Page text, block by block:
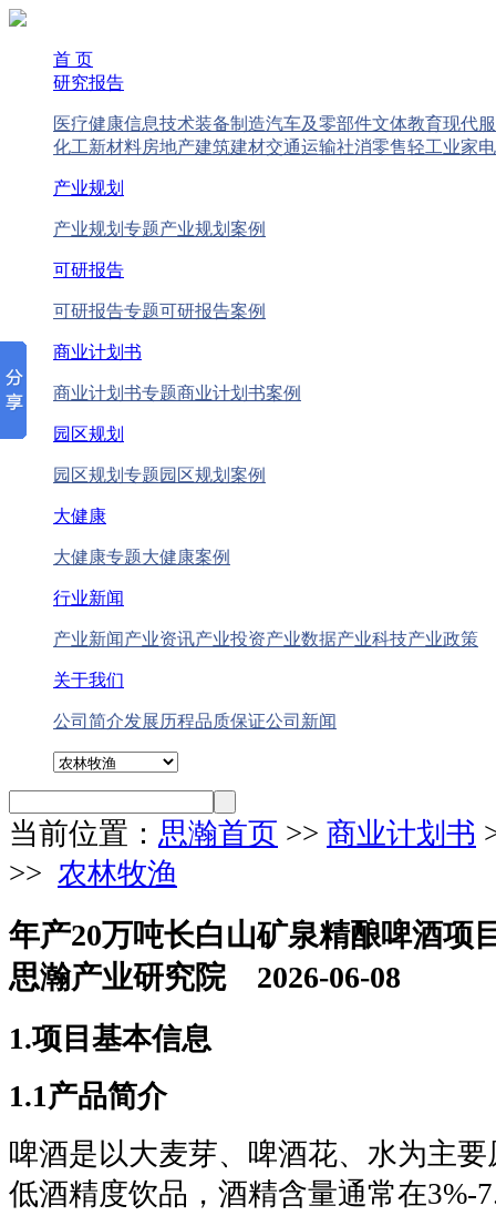
首 页
研究报告
医疗健康信息技术装备制造汽车及零部件文体教育现代
化工新材料房地产建筑建材交通运输社消零售轻工业家
产业规划
产业规划专题产业规划案例
可研报告
可研报告专题可研报告案例
商业计划书
商业计划书专题商业计划书案例
园区规划
园区规划专题园区规划案例
大健康
大健康专题大健康案例
行业新闻
产业新闻产业资讯产业投资产业数据产业科技产业政策
关于我们
公司简介发展历程品质保证公司新闻
当前位置： 思瀚首页 >> 商业计划书
>> 农林牧渔
年产20万吨长白山矿泉精酿啤酒项
思瀚产业研究院 2026-06-08
1.项目基本信息
1.1产品简介
啤酒是以大麦芽、啤酒花、水为主
低酒精度饮品，酒精含量通常在3%-